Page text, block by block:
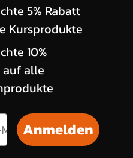
gewünschten Rabatt
5% Rabatt
Kursprodukte
10%
auf alle
Anmelden